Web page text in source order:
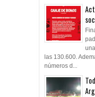
las 130.600.
números d...